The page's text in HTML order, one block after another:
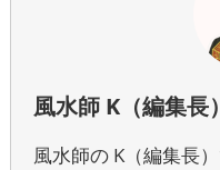
風水師 K（編集長）
風水師の K（編集長